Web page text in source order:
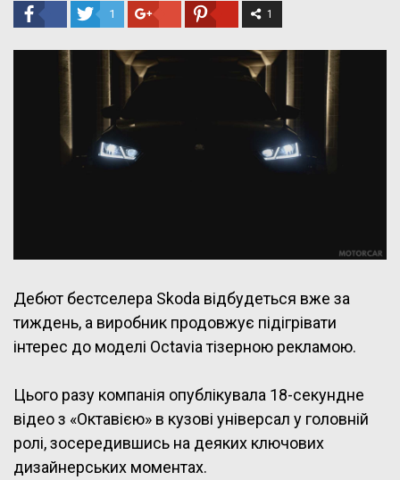
1 1
Дебют бестселера Skoda відбудеться вже за
тиждень, а виробник продовжує підігрівати
інтерес до моделі Octavia тізерною рекламою.
Цього разу компанія опублікувала 18-секундне
відео з «Октавією» в кузові універсал у головній
ролі, зосередившись на деяких ключових
дизайнерських моментах.